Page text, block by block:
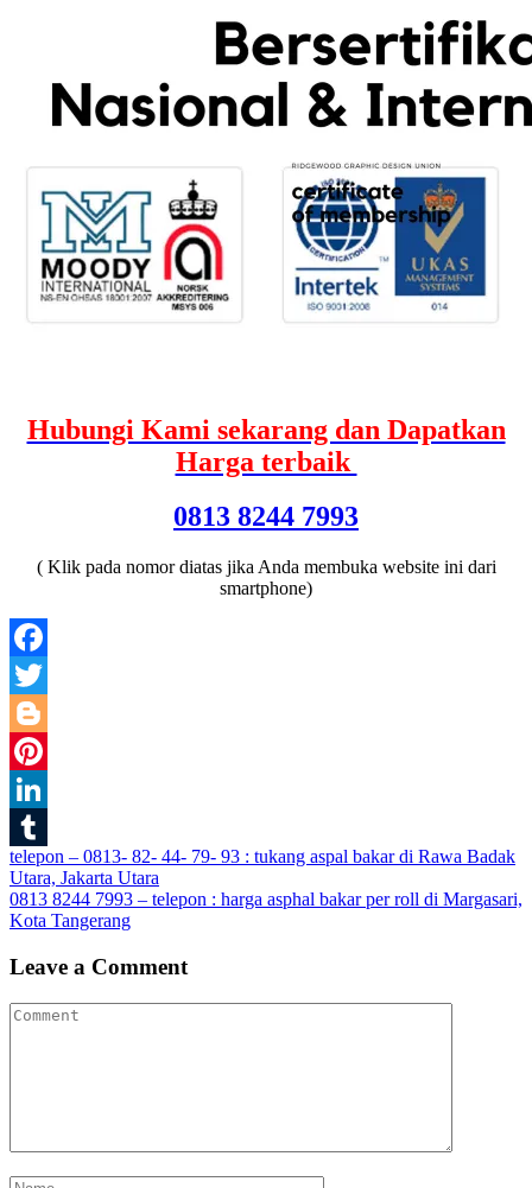
Hubungi Kami sekarang dan Dapatkan
Harga terbaik
0813 8244 7993
( Klik pada nomor diatas jika Anda membuka website ini dari
smartphone)
Facebook
Twitter
Blogger
Pinterest
LinkedIn
Tumblr
Post
navigation
telepon – 0813- 82- 44- 79- 93 : tukang aspal bakar di Rawa Badak
Utara, Jakarta Utara
0813 8244 7993 – telepon : harga asphal bakar per roll di Margasari,
Kota Tangerang
Leave a Comment